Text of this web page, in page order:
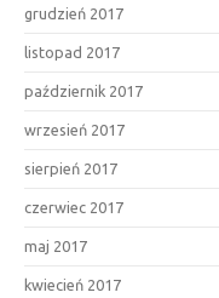
grudzień 2017
listopad 2017
październik 2017
wrzesień 2017
sierpień 2017
czerwiec 2017
maj 2017
kwiecień 2017